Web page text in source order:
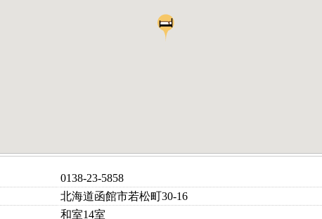
0138-23-5858
北海道函館市若松町30-16
和室14室